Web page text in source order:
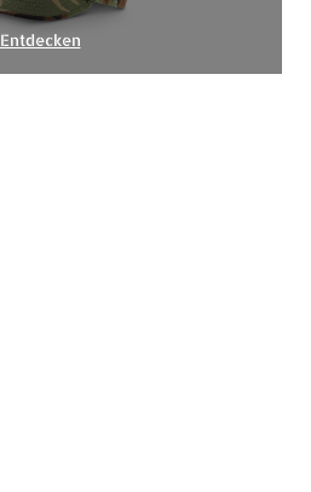
Entdecken